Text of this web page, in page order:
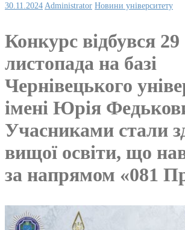
30.11.2024 Administrator Новини університету
Конкурс відбувся 29
листопада на базі
Чернівецького
імені Юрія
Учасниками стали
вищої освіти, що
за напрямом «081